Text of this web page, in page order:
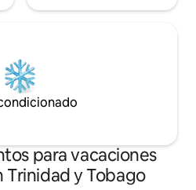
para vacaciones
Trinidad y Tobago